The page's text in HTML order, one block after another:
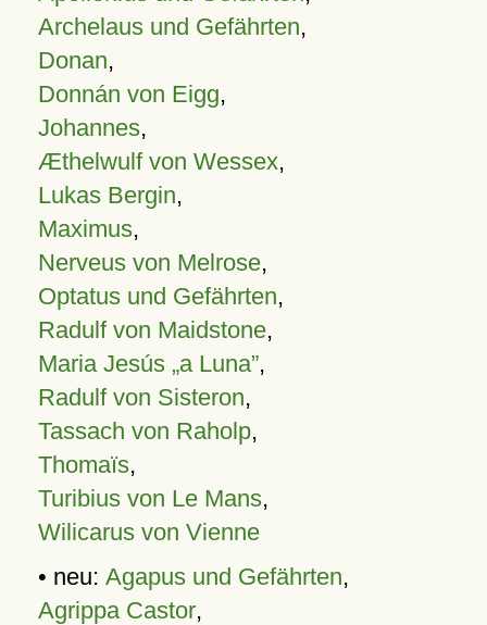
Archelaus und Gefährten,
Donan,
Donnán von Eigg,
Johannes,
Æthelwulf von Wessex,
Lukas Bergin,
Maximus,
Nerveus von Melrose,
Optatus und Gefährten,
Radulf von Maidstone,
Maria Jesús „a Luna”,
Radulf von Sisteron,
Tassach von Raholp,
Thomaïs,
Turibius von Le Mans,
Wilicarus von Vienne
• neu: Agapus und Gefährten,
Agrippa Castor,